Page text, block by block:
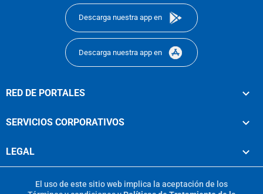
Descarga nuestra app en
Descarga nuestra app en
RED DE PORTALES
SERVICIOS CORPORATIVOS
LEGAL
El uso de este sitio web implica la aceptación de los